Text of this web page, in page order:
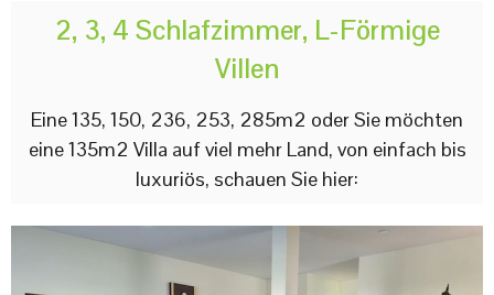
2, 3, 4 Schlafzimmer, L-Förmige
Villen
Eine 135, 150, 236, 253, 285m2 oder Sie möchten
eine 135m2 Villa auf viel mehr Land, von einfach bis
luxuriös, schauen Sie hier: